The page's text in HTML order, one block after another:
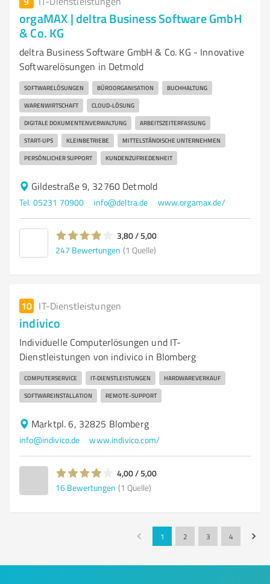
orgaMAX | deltra Business Software GmbH
& Co. KG
deltra Business Software GmbH & Co. KG - Innovative
Softwarelösungen in Detmold
SOFTWARELÖSUNGEN BÜROORGANISATION BUCHHALTUNG
WARENWIRTSCHAFT CLOUD-LÖSUNG
DIGITALE DOKUMENTENVERWALTUNG ARBEITSZEITERFASSUNG
START-UPS KLEINBETRIEBE MITTELSTÄNDISCHE UNTERNEHMEN
PERSÖNLICHER SUPPORT KUNDENZUFRIEDENHEIT
Gildestraße 9, 32760 Detmold
Tel. 05231 70900 info@deltra.de www.orgamax.de/
3,80 / 5,00
247 Bewertungen (1 Quelle)
10 IT-Dienstleistungen
indivico
Individuelle Computerlösungen und IT-
Dienstleistungen von indivico in Blomberg
COMPUTERSERVICE IT-DIENSTLEISTUNGEN HARDWAREVERKAUF
SOFTWAREINSTALLATION REMOTE-SUPPORT
Marktpl. 6, 32825 Blomberg
info@indivico.de www.indivico.com/
4,00 / 5,00
16 Bewertungen (1 Quelle)
1 2 3 4